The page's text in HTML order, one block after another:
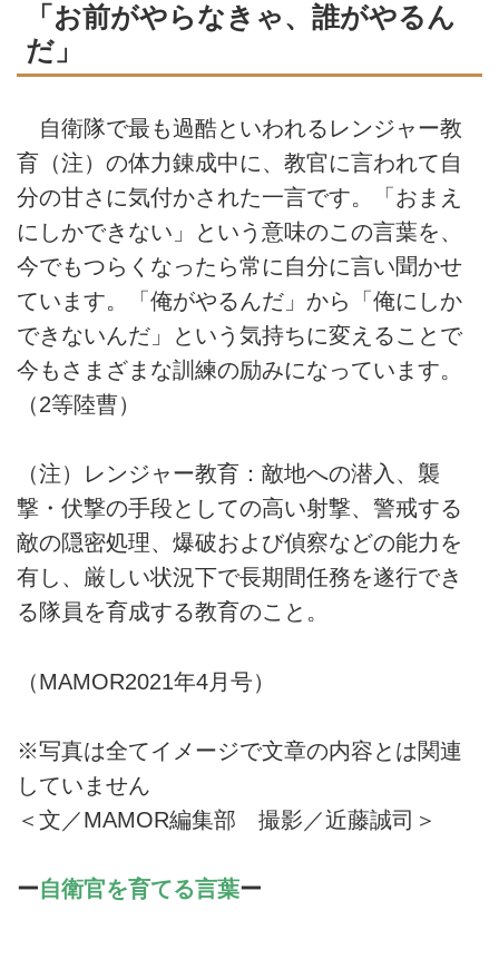
「お前がやらなきゃ、誰がやるん
だ」
自衛隊で最も過酷といわれるレンジャー教
育（注）の体力錬成中に、教官に言われて自
分の甘さに気付かされた一言です。「おまえ
にしかできない」という意味のこの言葉を、
今でもつらくなったら常に自分に言い聞かせ
ています。「俺がやるんだ」から「俺にしか
できないんだ」という気持ちに変えることで
今もさまざまな訓練の励みになっています。
（2等陸曹）
（注）レンジャー教育：敵地への潜入、襲
撃・伏撃の手段としての高い射撃、警戒する
敵の隠密処理、爆破および偵察などの能力を
有し、厳しい状況下で長期間任務を遂行でき
る隊員を育成する教育のこと。
（MAMOR2021年4月号）
※写真は全てイメージで文章の内容とは関連
していません
＜文／MAMOR編集部 撮影／近藤誠司＞
ー自衛官を育てる言葉ー